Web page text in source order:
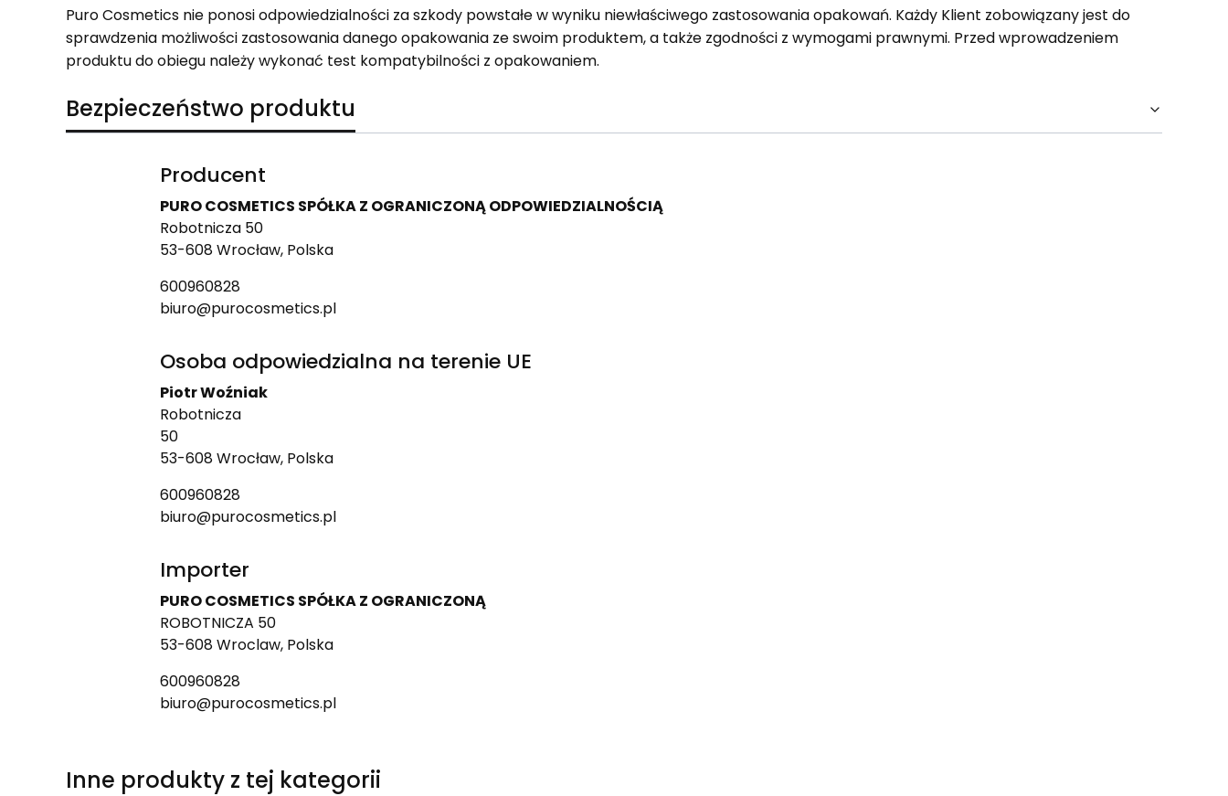
Puro Cosmetics nie ponosi odpowiedzialności za szkody powstałe w wyniku niewłaściwego zastosowania opakowań. Każdy Klient zobowiązany jest do
sprawdzenia możliwości zastosowania danego opakowania ze swoim produktem, a także zgodności z wymogami prawnymi. Przed wprowadzeniem
produktu do obiegu należy wykonać test kompatybilności z opakowaniem.
Bezpieczeństwo produktu
Producent
PURO COSMETICS SPÓŁKA Z OGRANICZONĄ ODPOWIEDZIALNOŚCIĄ
Robotnicza 50
53-608 Wrocław, Polska
600960828
biuro@purocosmetics.pl
Osoba odpowiedzialna na terenie UE
Piotr Woźniak
Robotnicza
50
53-608 Wrocław, Polska
600960828
biuro@purocosmetics.pl
Importer
PURO COSMETICS SPÓŁKA Z OGRANICZONĄ
ROBOTNICZA 50
53-608 Wroclaw, Polska
600960828
biuro@purocosmetics.pl
Inne produkty z tej kategorii